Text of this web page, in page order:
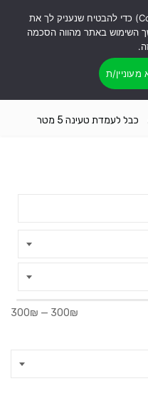
5 מטר
כבל לעמדת טעינה 5 מטר
300₪ — 300₪
אנו משתמשים בקובצי עוגיות (Cookies) כדי להבטיח שנעניק לך את
השימוש באתר מהווה הסכמה
מעוניין/ת